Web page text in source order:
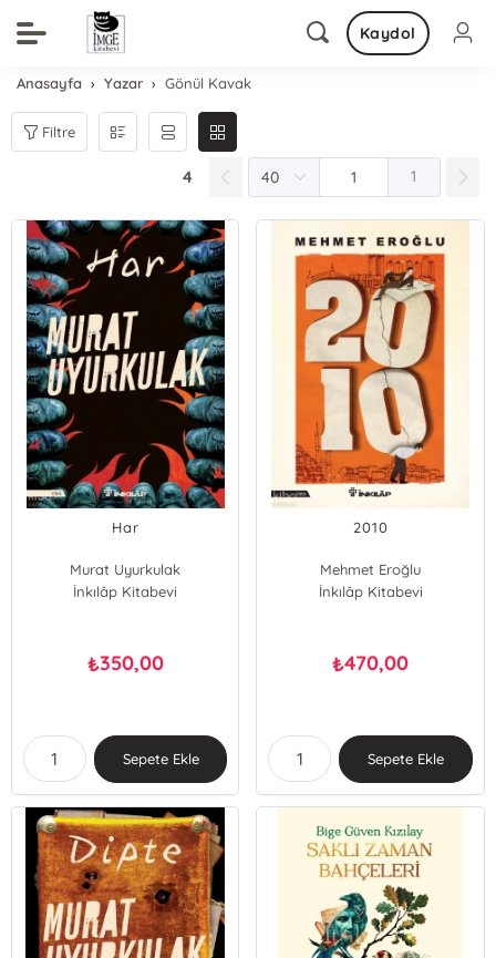
Kaydol
Anasayfa Yazar Gönül Kavak
Filtre
4 1
Har
Murat Uyurkulak
İnkılâp Kitabevi
₺350,00
Sepete Ekle
2010
Mehmet Eroğlu
İnkılâp Kitabevi
₺470,00
Sepete Ekle